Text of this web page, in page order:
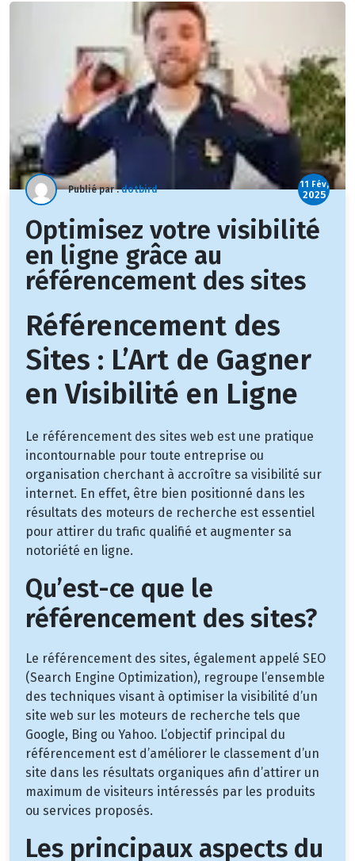
Publié par :dotbird 11 Fév,
2025
Optimisez votre visibilité
en ligne grâce au
référencement des sites
Référencement des
Sites : L’Art de Gagner
en Visibilité en Ligne
Le référencement des sites web est une pratique
incontournable pour toute entreprise ou
organisation cherchant à accroître sa visibilité sur
internet. En effet, être bien positionné dans les
résultats des moteurs de recherche est essentiel
pour attirer du trafic qualifié et augmenter sa
notoriété en ligne.
Qu’est-ce que le
référencement des sites?
Le référencement des sites, également appelé SEO
(Search Engine Optimization), regroupe l’ensemble
des techniques visant à optimiser la visibilité d’un
site web sur les moteurs de recherche tels que
Google, Bing ou Yahoo. L’objectif principal du
référencement est d’améliorer le classement d’un
site dans les résultats organiques afin d’attirer un
maximum de visiteurs intéressés par les produits
ou services proposés.
Les principaux aspects du